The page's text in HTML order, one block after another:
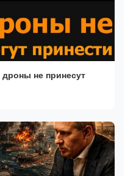
не принесут